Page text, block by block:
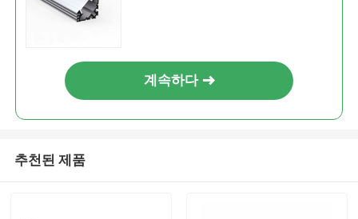
계속하다
추천된 제품